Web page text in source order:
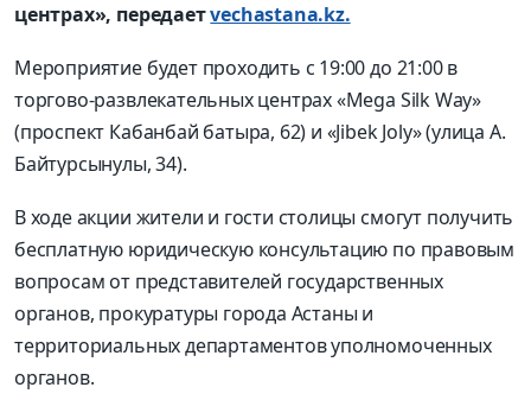
центрах», передаетvechastana.kz.
Мероприятие будет проходить с 19:00 до 21:00 в
торгово-развлекательных центрах «Mega Silk Way»
(проспект Кабанбай батыра, 62) и «Jibek Joly» (улица А.
Байтурсынулы, 34).
В ходе акции жители и гости столицы смогут получить
бесплатную юридическую консультацию по правовым
вопросам от представителей государственных
органов, прокуратуры города Астаны и
территориальных департаментов уполномоченных
органов.